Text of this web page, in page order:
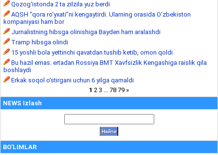
Qozog‘istonda 2 ta zilzila yuz berdi
AQSH “qora ro‘yxati”ni kengaytirdi. Ularning orasida O‘zbekiston
kompaniyasi ham bor
Jurnalistning hibsga olinishiga Bayden ham aralashdi
Tramp hibsga olindi
15 yoshli bola yettinchi qavatdan tushib ketib, omon qoldi
Bu hazil emas: ertadan Rossiya BMT Xavfsizlik Kengashiga raislik qila
boshlaydi
Erkak soqol o‘stirgani uchun 6 yilga qamaldi
1 2 3 ... 78 79 »
NEWS Izlash
BO'LIMLAR